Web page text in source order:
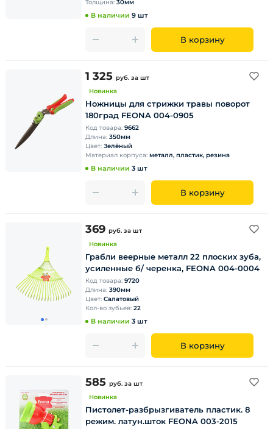
Толщина: 30мм
В наличии 9 шт
В корзину
1 325 руб. за шт
Новинка
Ножницы для стрижки травы поворот
180град FEONA 004-0905
Код товара: 9662
Длина: 350мм
Цвет: Зелёный
Материал корпуса: металл, пластик, резина
В наличии 3 шт
В корзину
369 руб. за шт
Новинка
Грабли веерные металл 22 плоских зуба,
усиленные б/ черенка, FEONA 004-0004
Код товара: 9720
Длина: 390мм
Цвет: Салатовый
Кол-во зубьев: 22
В наличии 3 шт
В корзину
585 руб. за шт
Новинка
Пистолет-разбрызгиватель плаcтик. 8
режим. латун.шток FEONA 003-2015